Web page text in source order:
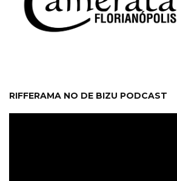
RIFFERAMA NO DE BIZU PODCAST